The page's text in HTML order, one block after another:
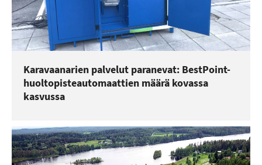
Karavaanarien palvelut paranevat: BestPoint-
huoltopisteautomaattien määrä kovassa
kasvussa